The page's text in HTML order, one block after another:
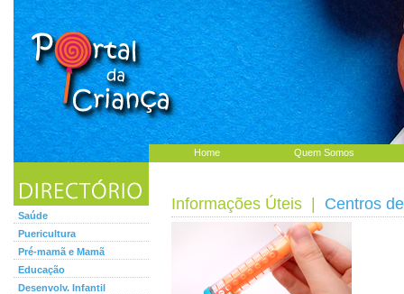
Home Quem Somos
Saúde
Puericultura
Pré-mamã e Mamã
Educação
Desenvolv. Infantil
Informações Úteis Centros